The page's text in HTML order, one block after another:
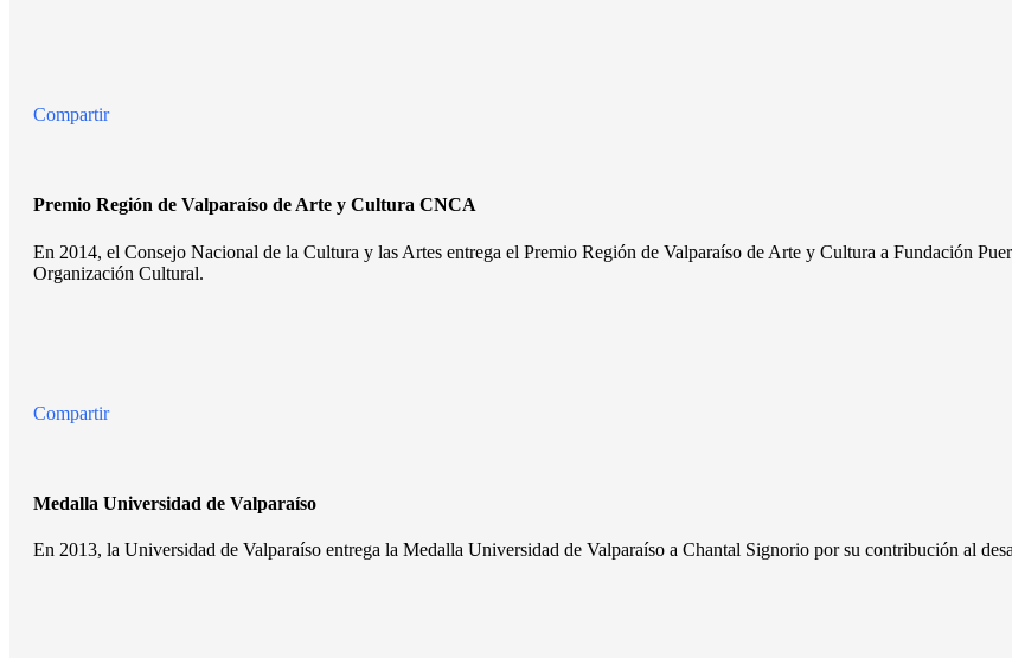
Compartir
Premio Región de Valparaíso de Arte y Cultura CNCA
En 2014, el Consejo Nacional de la Cultura y las Artes entrega el Premio Región de Valparaíso de Arte y Cultura a Fundación
Organización Cultural.
Compartir
Medalla Universidad de Valparaíso
En 2013, la Universidad de Valparaíso entrega la Medalla Universidad de Valparaíso a Chantal Signorio por su contribución al